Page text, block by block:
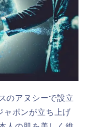
のアヌシーで設立
ャポンが立ち上げ